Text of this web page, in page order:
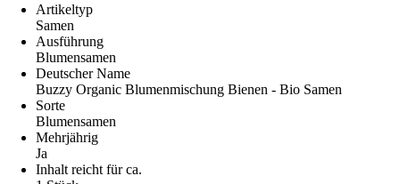
Artikeltyp
Samen
Ausführung
Blumensamen
Deutscher Name
Buzzy Organic Blumenmischung Bienen - Bio Samen
Sorte
Blumensamen
Mehrjährig
Ja
Inhalt reicht für ca.